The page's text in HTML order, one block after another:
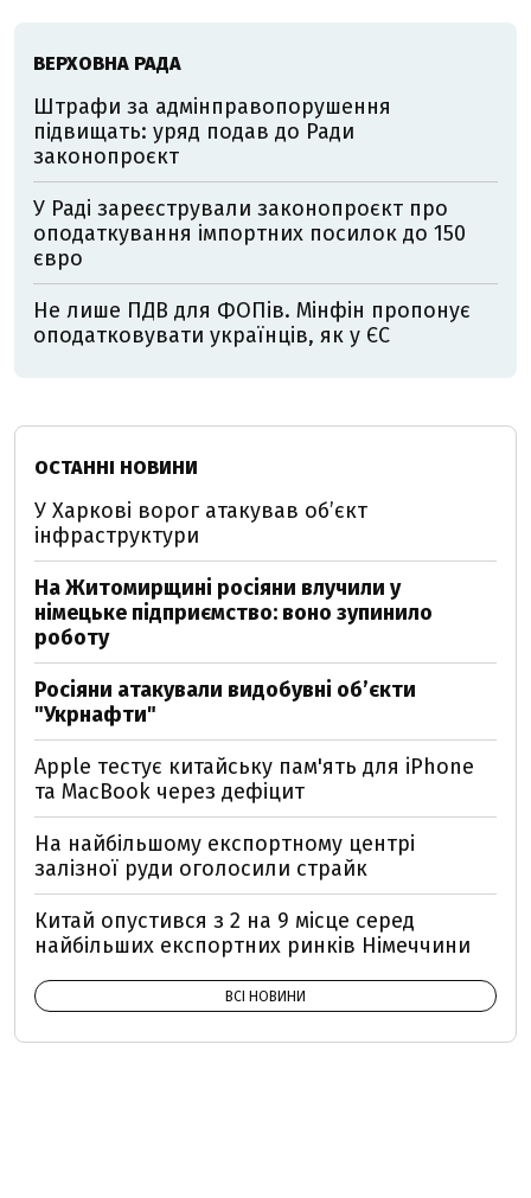
ВЕРХОВНА РАДА
Штрафи за адмінправопорушення
підвищать: уряд подав до Ради
законопроєкт
У Раді зареєстрували законопроєкт про
оподаткування імпортних посилок до 150
євро
Не лише ПДВ для ФОПів. Мінфін пропонує
оподатковувати українців, як у ЄС
ОСТАННІ НОВИНИ
У Харкові ворог атакував обʼєкт
інфраструктури
На Житомирщині росіяни влучили у
німецьке підприємство: воно зупинило
роботу
Росіяни атакували видобувні обʼєкти
"Укрнафти"
Apple тестує китайську пам'ять для iPhone
та MacBook через дефіцит
На найбільшому експортному центрі
залізної руди оголосили страйк
Китай опустився з 2 на 9 місце серед
найбільших експортних ринків Німеччини
ВСІ НОВИНИ